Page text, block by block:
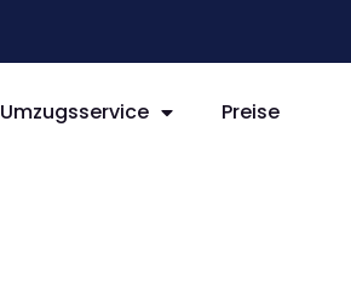
Umzugsservice Preise